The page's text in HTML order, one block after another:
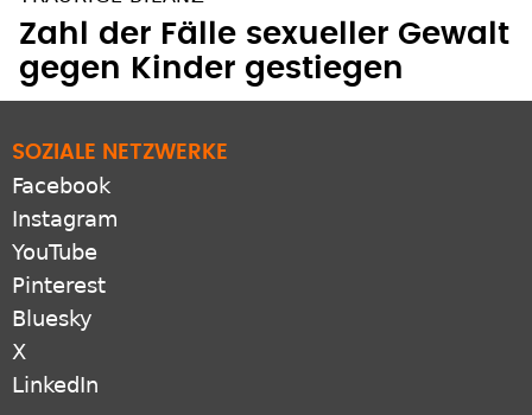
Zahl der Fälle sexueller Gewalt
gegen Kinder gestiegen
SOZIALE NETZWERKE
Facebook
Instagram
YouTube
Pinterest
Bluesky
X
LinkedIn